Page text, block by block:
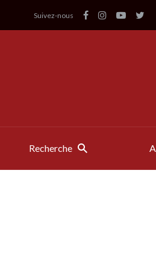
Suivez-nous
Recherche